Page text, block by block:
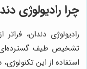
چرا رادیولوژی
رادیولوژی دندان،
تشخیص طیف
استفاده از این